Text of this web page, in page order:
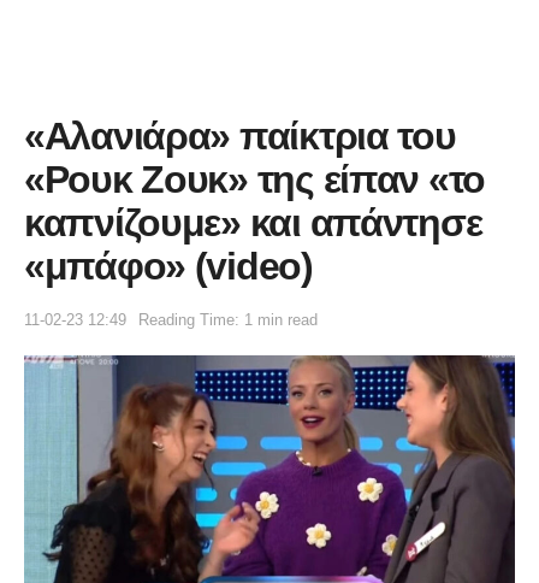
«Αλανιάρα» παίκτρια του
«Ρουκ Ζουκ» της είπαν «το
καπνίζουμε» και απάντησε
«μπάφο» (video)
11-02-23 12:49 Reading Time: 1 min read